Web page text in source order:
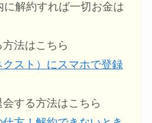
に解約すれば一切お金は
法はこちら
スト）にスマホで登録
する方法はこちら